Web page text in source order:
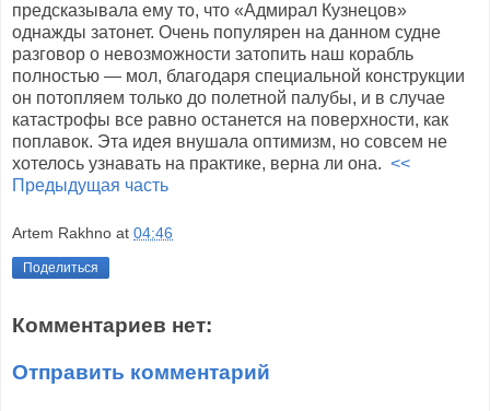
предсказывала ему то, что «Адмирал Кузнецов»
однажды затонет. Очень популярен на данном судне
разговор о невозможности затопить наш корабль
полностью — мол, благодаря специальной конструкции
он потопляем только до полетной палубы, и в случае
катастрофы все равно останется на поверхности, как
поплавок. Эта идея внушала оптимизм, но совсем не
хотелось узнавать на практике, верна ли она. <<
Предыдущая часть
Artem Rakhno at 04:46
Поделиться
Комментариев нет:
Отправить комментарий